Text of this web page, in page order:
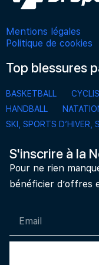
Mentions légales
Politique de cookies
Top blessures
BASKETBALL
HANDBALL
SKI, SPORTS D’HIVER,
S'inscrire à la
Pour ne rien
bénéficier d’offres